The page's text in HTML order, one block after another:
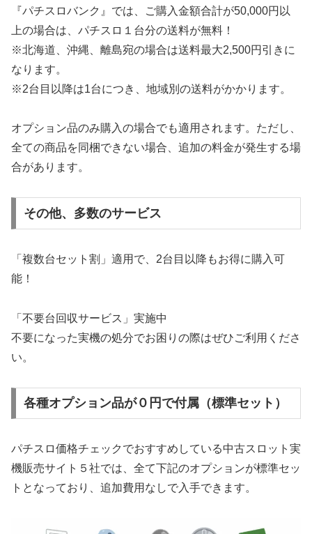
『パチスロバンク』では、ご購入金額合計が50,000円以
上の場合は、パチスロ１台分の送料が無料！
※北海道、沖縄、離島宛の場合は送料最大2,500円引きに
なります。
※2台目以降は1台につき、地域別の送料がかかります。
オプション品のみ購入の場合でも適用されます。ただし、
全ての商品を同梱できない場合、追加の料金が発生する場
合があります。
その他、多数のサービス
「複数台セット割」適用で、2台目以降もお得に購入可
能！
「不要台回収サービス」実施中
不要になった実機の処分でお困りの際はぜひご利用くださ
い。
各種オプション品が０円で付属（標準セット）
パチスロ価格チェックでおすすめしている中古スロット実
機販売サイト５社では、全て下記のオプションが標準セッ
トとなっており、追加費用なしで入手できます。